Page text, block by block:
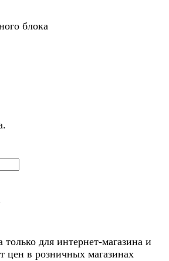
блока
только для интернет-магазина и
цен в розничных магазинах